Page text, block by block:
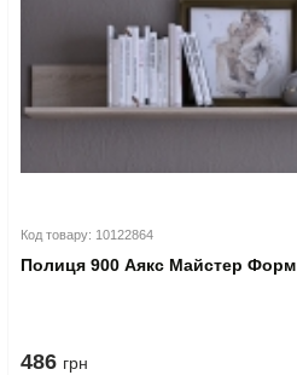
Код товару: 10122864
Полиця 900 Аякс Майстер Форм
486 грн